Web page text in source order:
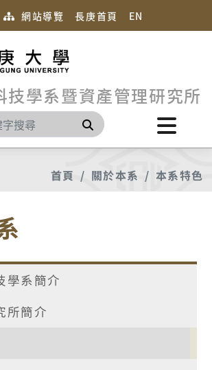
網站導覽 長庚首頁 EN
技學系暨資產管理研究所
搜尋
首頁 關於本系 本系特色
學系簡介
所簡介